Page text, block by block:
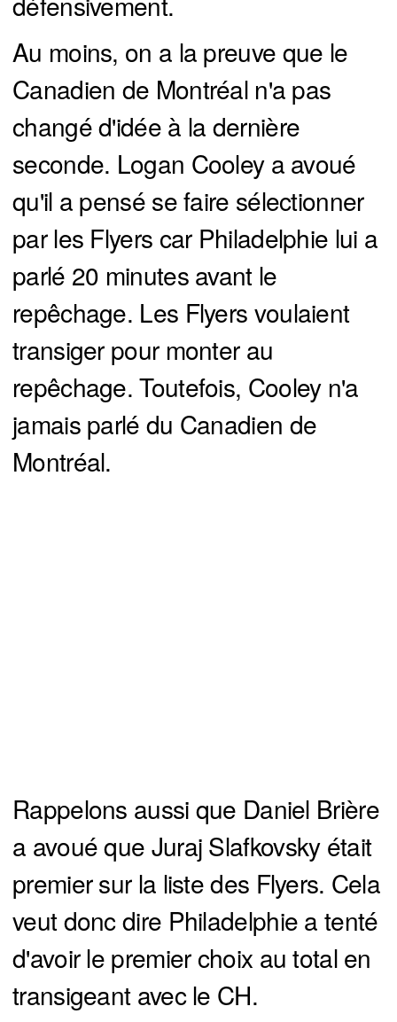
Au moins, on a la preuve que le
Canadien de Montréal n'a pas
changé d'idée à la dernière
seconde. Logan Cooley a avoué
qu'il a pensé se faire sélectionner
par les Flyers car Philadelphie lui a
parlé 20 minutes avant le
repêchage. Les Flyers voulaient
transiger pour monter au
repêchage. Toutefois, Cooley n'a
jamais parlé du Canadien de
Montréal.
Rappelons aussi que Daniel Brière
a avoué que Juraj Slafkovsky était
premier sur la liste des Flyers. Cela
veut donc dire Philadelphie a tenté
d'avoir le premier choix au total en
transigeant avec le CH.